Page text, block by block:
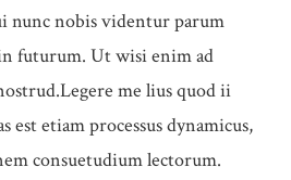
nunc nobis videntur parum
futurum. Ut wisi enim ad
me lius quod ii
est etiam processus dynamicus,
consuetudium lectorum.